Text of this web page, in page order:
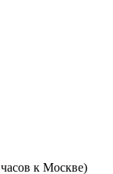
к Москве)